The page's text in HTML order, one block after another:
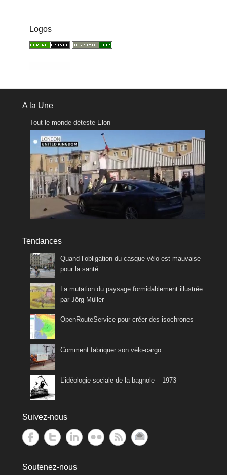
Logos
A la Une
Tout le monde déteste Elon
Tendances
Quand l’obligation du casque vélo est mauvaise
pour la santé
La mutation du paysage formidablement illustrée
par Jörg Müller
OpenRouteService pour créer des isochrones
Comment fabriquer son vélo-cargo
L’idéologie sociale de la bagnole – 1973
Suivez-nous
Soutenez-nous